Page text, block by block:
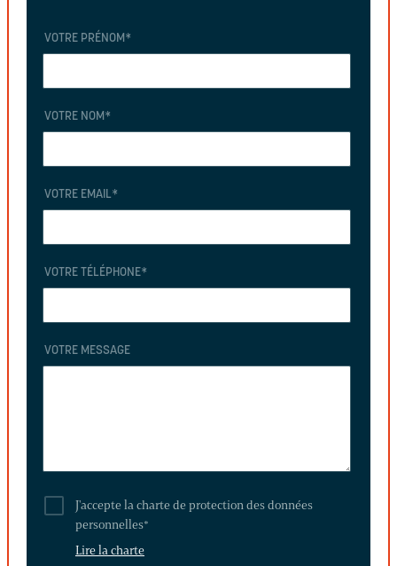
VOTRE PRÉNOM *
VOTRE NOM *
VOTRE EMAIL*
VOTRE TÉLÉPHONE*
VOTRE MESSAGE
J'accepte la charte de protection des données
personnelles*
Lire la charte